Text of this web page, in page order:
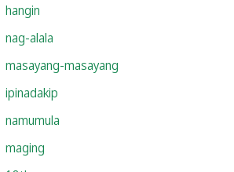
hangin
nag-alala
masayang-masayang
ipinadakip
namumula
maging